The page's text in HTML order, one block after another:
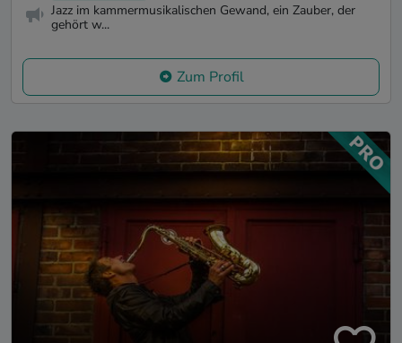
Jazz im kammermusikalischen Gewand, ein Zauber, der
gehört w...
Zum Profil